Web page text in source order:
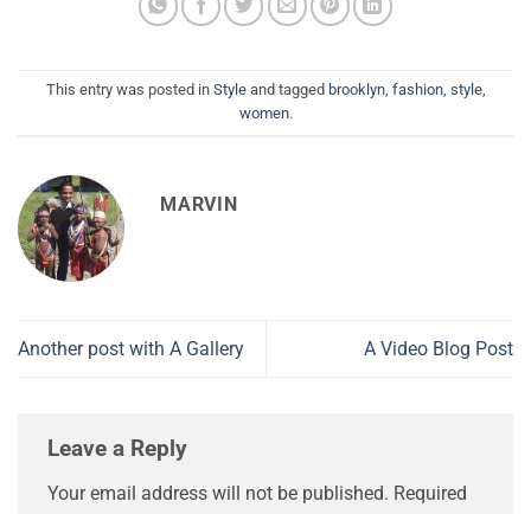
This entry was posted in Styleand tagged brooklyn, fashion, style,
women.
MARVIN
Another post with A Gallery A Video Blog Post
Leave a Reply
Your email address will not be published. Required